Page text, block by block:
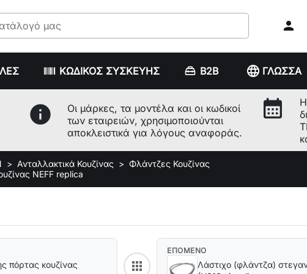

ΚΩΔΙΚΟΣ ΣΥΣΚΕΥΗΣ B2B language ΓΛΩΣΣΑ
info
Οι μάρκες, τα μοντέλα και οι κωδικοί
των εταιρειών, χρησιμοποιούνται
αποκλειστικά για λόγους αναφοράς.
calendar_month
Ανταλλακτικά Κουζίνας
Φλάντζες Κουζίνας
NEFF replica
πόρτας κουζίνας
appsBack to category
ΕΠΟΜΕΝΟ
Λάστιχο (φλάντζα)